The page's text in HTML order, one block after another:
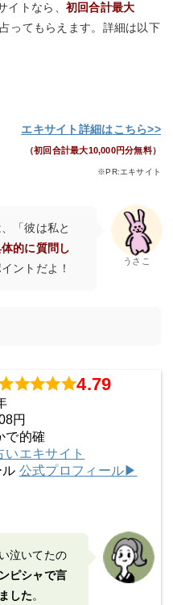
イトなら、 初回合計最大
ってもらえます。詳細は以下
エキサイト詳細はこちら>>
（初回合計最大10,000円分無料）
※PR:エキサイト
「彼は私と
的に質問し
ントだよ！
うさこ
4.79
円
で的確
いエキサイト
ル 公式プロフィール▶
泣いてたの
ピシャで言
した。